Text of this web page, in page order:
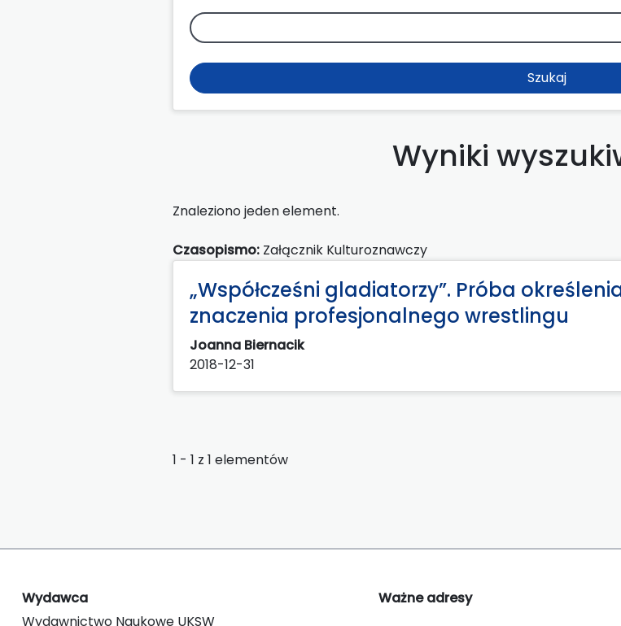
Szukaj
Wyniki
Znaleziono jeden element.
Czasopismo: Załącznik Kulturoznawczy
„Współcześni gladiatorzy”. Próba
znaczenia profesjonalnego wrestlingu
Joanna Biernacik
2018-12-31
1 - 1 z 1 elementów
Wydawca
Wydawnictwo Naukowe UKSW
Ważne adresy